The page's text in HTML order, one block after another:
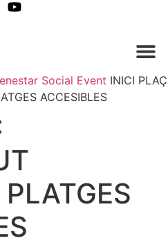
Social Event INICI PLAÇ
ACCESIBLES